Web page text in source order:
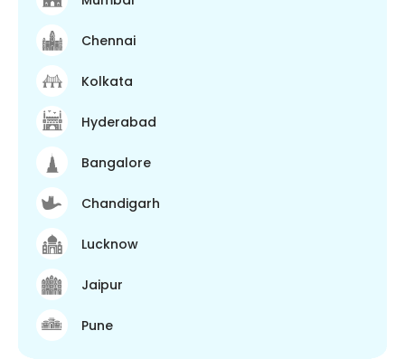
Chennai
Kolkata
Hyderabad
Bangalore
Chandigarh
Lucknow
Jaipur
Pune